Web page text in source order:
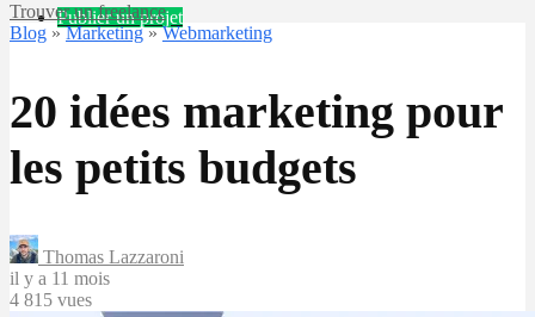
Publier un projet
Trouver un freelance
Blog »Marketing»Webmarketing
20 idées marketing pour
les petits budgets
Thomas Lazzaroni
il y a 11 mois
4 815 vues